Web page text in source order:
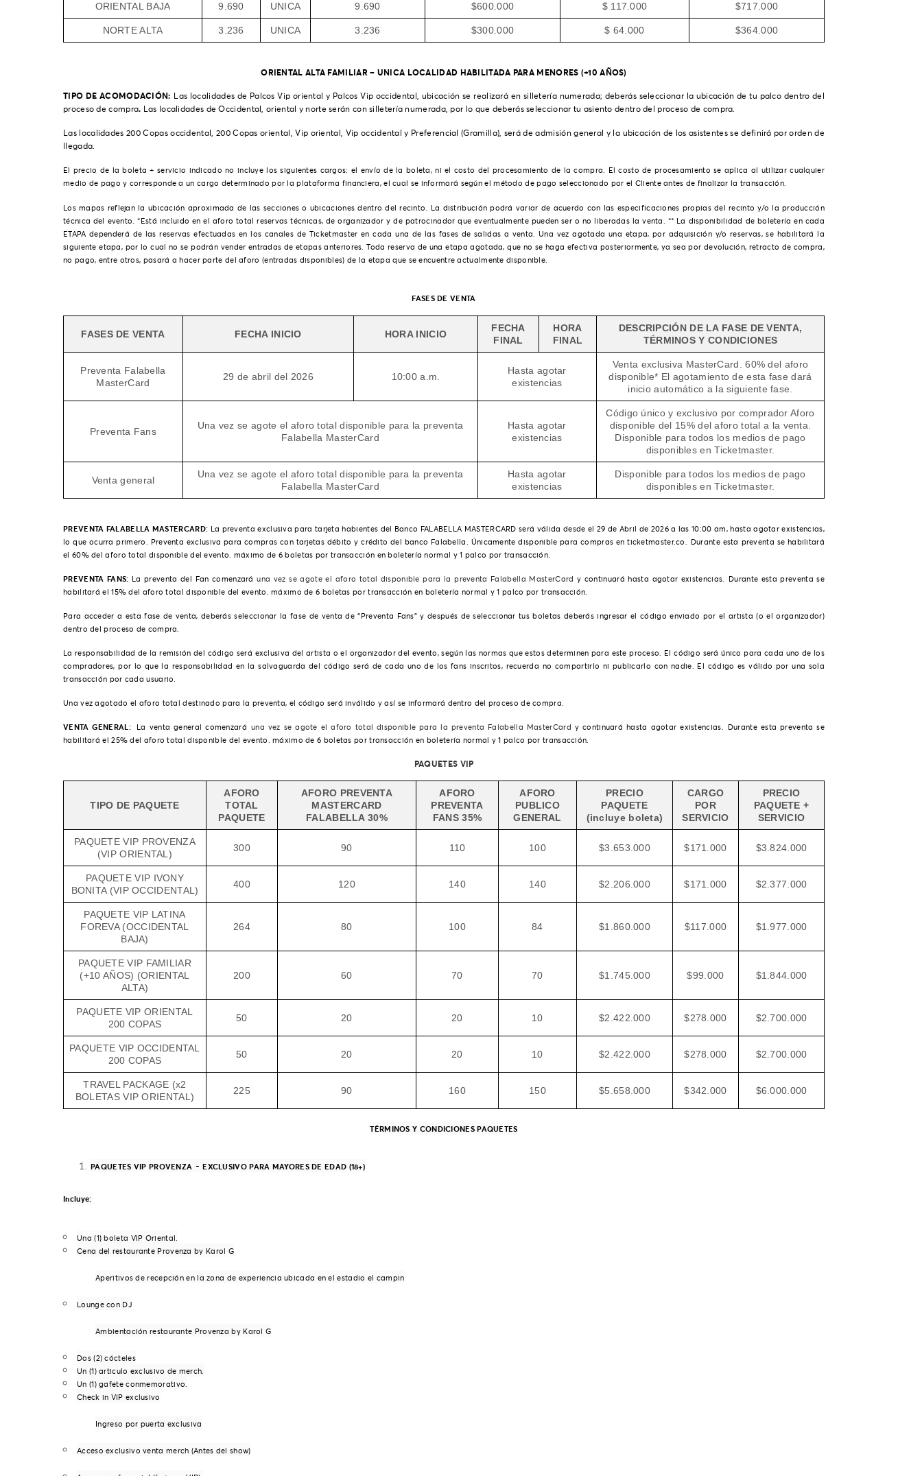
ORIENTAL BAJA 9.690 UNICA 9.690 $600.000 $ 117.000 $717.000
NORTE ALTA 3.236 UNICA 3.236 $300.000 $ 64.000 $364.000
ORIENTAL ALTA FAMILIAR – UNICA LOCALIDAD HABILITADA PARA MENORES (+10 AÑOS)
TIPO DE ACOMODACIÓN: Las localidades de Palcos Vip oriental y Palcos Vip occidental, ubicación se realizará en silletería numerada; deberás seleccionar la ubicación de tu palco dentro del
proceso de compra. Las localidades de Occidental, oriental y norte serán con silletería numerada, por lo que deberás seleccionar tu asiento dentro del proceso de compra.
Las localidades 200 Copas occidental, 200 Copas oriental, Vip oriental, Vip occidental y Preferencial (Gramilla), será de admisión general y la ubicación de los asistentes se definirá por orden de
llegada.
El precio de la boleta + servicio indicado no incluye los siguientes cargos: el envío de la boleta, ni el costo del procesamiento de la compra. El costo de procesamiento se aplica al utilizar cualquier
medio de pago y corresponde a un cargo determinado por la plataforma financiera, el cual se informará según el método de pago seleccionado por el Cliente antes de finalizar la transacción.
Los mapas reflejan la ubicación aproximada de las secciones o ubicaciones dentro del recinto. La distribución podrá variar de acuerdo con las especificaciones propias del recinto y/o la producción
técnica del evento. *Está incluido en el aforo total reservas técnicas, de organizador y de patrocinador que eventualmente pueden ser o no liberadas la venta. ** La disponibilidad de boletería en cada
ETAPA dependerá de las reservas efectuadas en los canales de Ticketmaster en cada una de las fases de salidas a venta. Una vez agotada una etapa, por adquisición y/o reservas, se habilitará la
siguiente etapa, por lo cual no se podrán vender entradas de etapas anteriores. Toda reserva de una etapa agotada, que no se haga efectiva posteriormente, ya sea por devolución, retracto de compra,
no pago, entre otros, pasará a hacer parte del aforo (entradas disponibles) de la etapa que se encuentre actualmente disponible.
FASES DE VENTA
FASES DE VENTA FECHA INICIO HORA INICIO
FECHA
FINAL
HORA
FINAL
DESCRIPCIÓN DE LA FASE DE VENTA,
TÉRMINOS Y CONDICIONES
Preventa Falabella
MasterCard
29 de abril del 2026 10:00 a.m.
Hasta agotar
existencias
Venta exclusiva MasterCard. 60% del aforo
disponible* El agotamiento de esta fase dará
inicio automático a la siguiente fase.
Preventa Fans
Una vez se agote el aforo total disponible para la preventa
Falabella MasterCard
Hasta agotar
existencias
Código único y exclusivo por comprador Aforo
disponible del 15% del aforo total a la venta.
Disponible para todos los medios de pago
disponibles en Ticketmaster.
Venta general
Una vez se agote el aforo total disponible para la preventa
Falabella MasterCard
Hasta agotar
existencias
Disponible para todos los medios de pago
disponibles en Ticketmaster.
PREVENTA FALABELLA MASTERCARD: La preventa exclusiva para tarjeta habientes del Banco FALABELLA MASTERCARD será válida desde el 29 de Abril de 2026 a las 10:00 am, hasta agotar existencias,
lo que ocurra primero. Preventa exclusiva para compras con tarjetas débito y crédito del banco Falabella. Únicamente disponible para compras en ticketmaster.co. Durante esta preventa se habilitará
el 60% del aforo total disponible del evento. máximo de 6 boletas por transacción en boletería normal y 1 palco por transacción.
PREVENTA FANS: La preventa del Fan comenzaráuna vez se agote el aforo total disponible para la preventa Falabella MasterCard y continuará hasta agotar existencias. Durante esta preventa se
habilitará el 15% del aforo total disponible del evento. máximo de 6 boletas por transacción en boletería normal y 1 palco por transacción.
Para acceder a esta fase de venta, deberás seleccionar la fase de venta de “Preventa Fans” y después de seleccionar tus boletas deberás ingresar el código enviado por el artista (o el organizador)
dentro del proceso de compra.
La responsabilidad de la remisión del código será exclusiva del artista o el organizador del evento, según las normas que estos determinen para este proceso. El código será único para cada uno de los
compradores, por lo que la responsabilidad en la salvaguarda del código será de cada uno de los fans inscritos, recuerda no compartirlo ni publicarlo con nadie. El código es válido por una sola
transacción por cada usuario.
Una vez agotado el aforo total destinado para la preventa, el código será inválido y así se informará dentro del proceso de compra.
VENTA GENERAL: La venta general comenzará una vez se agote el aforo total disponible para la preventa Falabella MasterCard y continuará hasta agotar existencias. Durante esta preventa se
habilitará el 25% del aforo total disponible del evento. máximo de 6 boletas por transacción en boletería normal y 1 palco por transacción.
PAQUETES VIP
TIPO DE PAQUETE
AFORO
TOTAL
PAQUETE
AFORO PREVENTA
MASTERCARD
FALABELLA 30%
AFORO
PREVENTA
FANS 35%
AFORO
PUBLICO
GENERAL
PRECIO
PAQUETE
(incluye boleta)
CARGO
POR
SERVICIO
PRECIO
PAQUETE +
SERVICIO
PAQUETE VIP PROVENZA
(VIP ORIENTAL)
300 90 110 100 $3.653.000 $171.000 $3.824.000
PAQUETE VIP IVONY
BONITA (VIP OCCIDENTAL)
400 120 140 140 $2.206.000 $171.000 $2.377.000
PAQUETE VIP LATINA
FOREVA (OCCIDENTAL
BAJA)
264 80 100 84 $1.860.000 $117.000 $1.977.000
PAQUETE VIP FAMILIAR
(+10 AÑOS) (ORIENTAL
ALTA)
200 60 70 70 $1.745.000 $99.000 $1.844.000
PAQUETE VIP ORIENTAL
200 COPAS
50 20 20 10 $2.422.000 $278.000 $2.700.000
PAQUETE VIP OCCIDENTAL
200 COPAS
50 20 20 10 $2.422.000 $278.000 $2.700.000
TRAVEL PACKAGE (x2
BOLETAS VIP ORIENTAL)
225 90 160 150 $5.658.000 $342.000 $6.000.000
TÉRMINOS Y CONDICIONES PAQUETES
PAQUETES VIP PROVENZA -EXCLUSIVO PARA MAYORES DE EDAD (18+)
Incluye:
Una (1) boleta VIP Oriental.
Cena del restaurante Provenza by Karol G
Aperitivos de recepción en la zona de experiencia ubicada en el estadio el campin
Lounge con DJ
Ambientación restaurante Provenza by Karol G
Dos (2) cócteles
Un (1) articulo exclusivo de merch.
Un (1) gafete conmemorativo.
Check in VIP exclusivo
Ingreso por puerta exclusiva
Acceso exclusivo venta merch (Antes del show)